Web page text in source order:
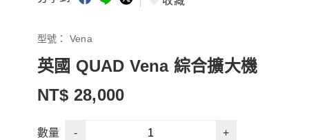
型號： Vena
英國 QUAD Vena 綜合擴大機
NT$ 28,000
數量 - +